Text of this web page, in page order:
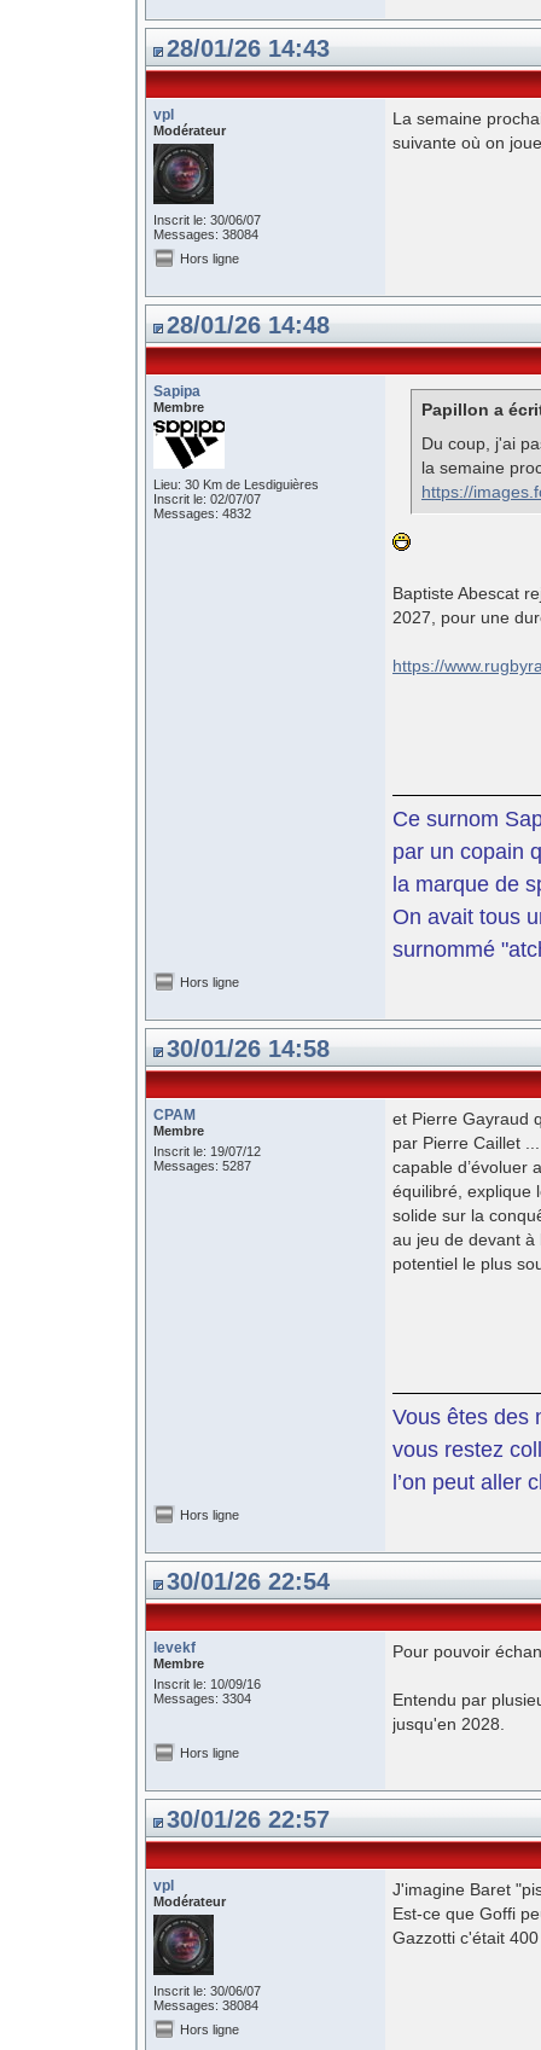
28/01/26 14:43
vpl
Modérateur
Inscrit le: 30/06/07
Messages: 38084
La semaine
suivante où on
Hors ligne
28/01/26 14:48
Sapipa
Membre
Lieu: 30 Km de Lesdiguières
Inscrit le: 02/07/07
Messages: 4832
Papillon a
Du coup, j'ai
la semaine
https://
Baptiste Abescat
2027, pour une
https://
Ce surnom
par un copain
la marque de
On avait tous
surnommé
Hors ligne
30/01/26 14:58
CPAM
Membre
Inscrit le: 19/07/12
Messages: 5287
et Pierre Gayraud
par Pierre Caillet
capable d’évoluer
équilibré, explique
solide sur la
au jeu de devant à
potentiel le plus
Vous êtes des
vous restez
l’on peut aller
Hors ligne
30/01/26 22:54
levekf
Membre
Inscrit le: 10/09/16
Messages: 3304
Pour pouvoir
Entendu par
jusqu'en 2028.
Hors ligne
30/01/26 22:57
vpl
Modérateur
Inscrit le: 30/06/07
Messages: 38084
J'imagine Baret
Est-ce que Goffi
Gazzotti c'était
Hors ligne